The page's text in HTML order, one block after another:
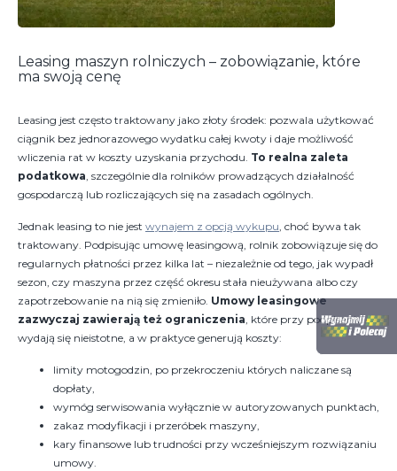
Leasing maszyn rolniczych – zobowiązanie, które
ma swoją cenę
Leasing jest często traktowany jako złoty środek: pozwala użytkować
ciągnik bez jednorazowego wydatku całej kwoty i daje możliwość
wliczenia rat w koszty uzyskania przychodu. To realna zaleta
podatkowa, szczególnie dla rolników prowadzących działalność
gospodarczą lub rozliczających się na zasadach ogólnych.
Jednak leasing to nie jest wynajem z opcją wykupu, choć bywa tak
traktowany. Podpisując umowę leasingową, rolnik zobowiązuje się do
regularnych płatności przez kilka lat – niezależnie od tego, jak wypadł
sezon, czy maszyna przez część okresu stała nieużywana albo czy
zapotrzebowanie na nią się zmieniło. Umowy leasingowe
zazwyczaj zawierają też ograniczenia, które przy podpisaniu
wydają się nieistotne, a w praktyce generują koszty:
limity motogodzin, po przekroczeniu których naliczane są
dopłaty,
wymóg serwisowania wyłącznie w autoryzowanych punktach,
zakaz modyfikacji i przeróbek maszyny,
kary finansowe lub trudności przy wcześniejszym rozwiązaniu
umowy.